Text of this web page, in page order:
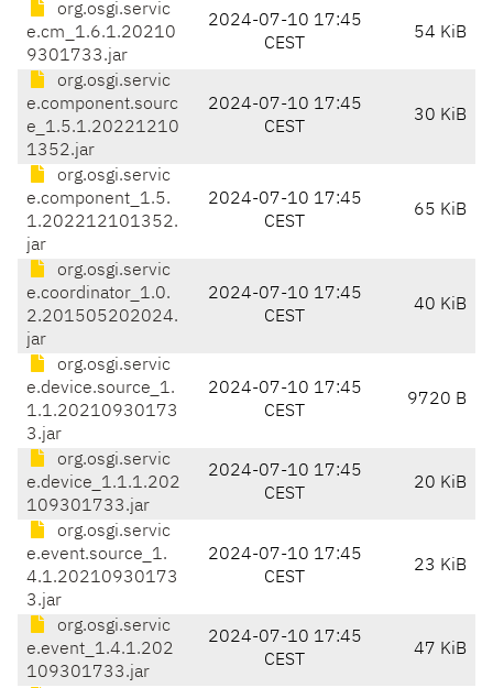
org.osgi.servic
e.cm_1.6.1.20210
9301733.jar
2024-07-10 17:45
CEST
54 KiB
org.osgi.servic
e.component.sourc
e_1.5.1.20221210
1352.jar
2024-07-10 17:45
CEST
30 KiB
org.osgi.servic
e.component_1.5.
1.202212101352.
jar
2024-07-10 17:45
CEST
65 KiB
org.osgi.servic
e.coordinator_1.0.
2.201505202024.
jar
2024-07-10 17:45
CEST
40 KiB
org.osgi.servic
e.device.source_1.
1.1.20210930173
3.jar
2024-07-10 17:45
CEST
9720 B
org.osgi.servic
e.device_1.1.1.202
109301733.jar
2024-07-10 17:45
CEST
20 KiB
org.osgi.servic
e.event.source_1.
4.1.20210930173
3.jar
2024-07-10 17:45
CEST
23 KiB
org.osgi.servic
e.event_1.4.1.202
109301733.jar
2024-07-10 17:45
CEST
47 KiB